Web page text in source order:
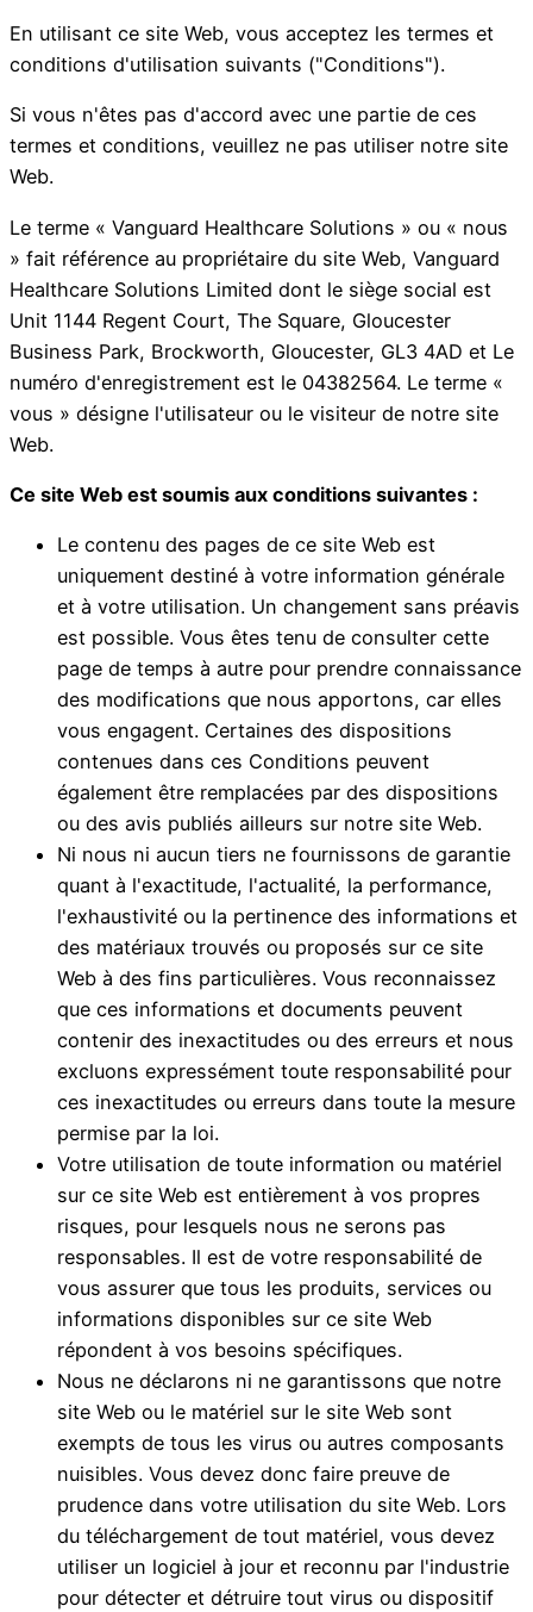
En utilisant ce site Web, vous acceptez les termes et
conditions d'utilisation suivants ("Conditions").
Si vous n'êtes pas d'accord avec une partie de ces
termes et conditions, veuillez ne pas utiliser notre site
Web.
Le terme « Vanguard Healthcare Solutions » ou « nous
» fait référence au propriétaire du site Web, Vanguard
Healthcare Solutions Limited dont le siège social est
Unit 1144 Regent Court, The Square, Gloucester
Business Park, Brockworth, Gloucester, GL3 4AD et Le
numéro d'enregistrement est le 04382564. Le terme «
vous » désigne l'utilisateur ou le visiteur de notre site
Web.
Ce site Web est soumis aux conditions suivantes :
Le contenu des pages de ce site Web est
uniquement destiné à votre information générale
et à votre utilisation. Un changement sans préavis
est possible. Vous êtes tenu de consulter cette
page de temps à autre pour prendre connaissance
des modifications que nous apportons, car elles
vous engagent. Certaines des dispositions
contenues dans ces Conditions peuvent
également être remplacées par des dispositions
ou des avis publiés ailleurs sur notre site Web.
Ni nous ni aucun tiers ne fournissons de garantie
quant à l'exactitude, l'actualité, la performance,
l'exhaustivité ou la pertinence des informations et
des matériaux trouvés ou proposés sur ce site
Web à des fins particulières. Vous reconnaissez
que ces informations et documents peuvent
contenir des inexactitudes ou des erreurs et nous
excluons expressément toute responsabilité pour
ces inexactitudes ou erreurs dans toute la mesure
permise par la loi.
Votre utilisation de toute information ou matériel
sur ce site Web est entièrement à vos propres
risques, pour lesquels nous ne serons pas
responsables. Il est de votre responsabilité de
vous assurer que tous les produits, services ou
informations disponibles sur ce site Web
répondent à vos besoins spécifiques.
Nous ne déclarons ni ne garantissons que notre
site Web ou le matériel sur le site Web sont
exempts de tous les virus ou autres composants
nuisibles. Vous devez donc faire preuve de
prudence dans votre utilisation du site Web. Lors
du téléchargement de tout matériel, vous devez
utiliser un logiciel à jour et reconnu par l'industrie
pour détecter et détruire tout virus ou dispositif